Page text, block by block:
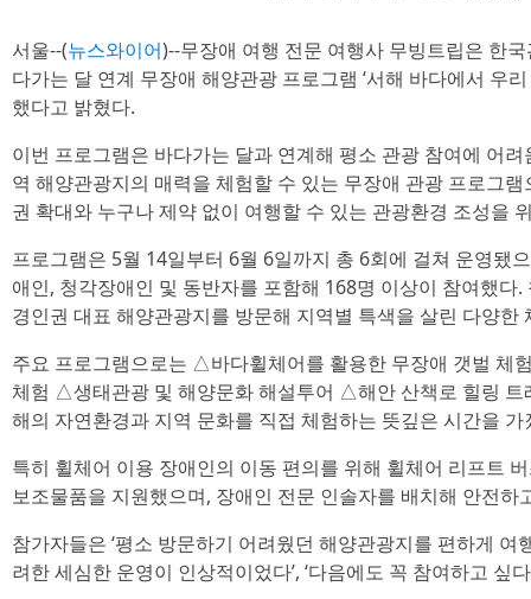
서울--(뉴스와이어)--무장애 여행 전문 여행사 무빙트립은 한
다가는 달 연계 무장애 해양관광 프로그램 ‘서해 바다에서 우
했다고 밝혔다.
이번 프로그램은 바다가는 달과 연계해 평소 관광 참여에 어
역 해양관광지의 매력을 체험할 수 있는 무장애 관광 프로그
권 확대와 누구나 제약 없이 여행할 수 있는 관광환경 조성을
프로그램은 5월 14일부터 6월 6일까지 총 6회에 걸쳐 운영됐
애인, 청각장애인 및 동반자를 포함해 168명 이상이 참여했다
경인권 대표 해양관광지를 방문해 지역별 특색을 살린 다양한
주요 프로그램으로는 △바다휠체어를 활용한 무장애 갯벌
체험 △생태관광 및 해양문화 해설투어 △해안 산책로 힐링 트
해의 자연환경과 지역 문화를 직접 체험하는 뜻깊은 시간을 가
특히 휠체어 이용 장애인의 이동 편의를 위해 휠체어 리프트
보조물품을 지원했으며, 장애인 전문 인솔자를 배치해 안전하
참가자들은 ‘평소 방문하기 어려웠던 해양관광지를 편하게 여
려한 세심한 운영이 인상적이었다’, ‘다음에도 꼭 참여하고 싶